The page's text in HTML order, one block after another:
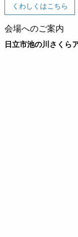
くわしくはこちら
会場へのご案内
日立市池の川さくら